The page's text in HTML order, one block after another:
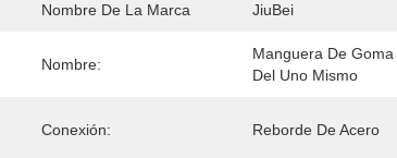
Nombre De La Marca JiuBei
Nombre:
Manguera De
Del Uno Mismo
Conexión: Reborde De Acero